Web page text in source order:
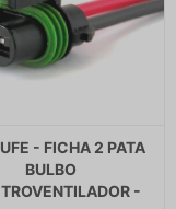
- FICHA 2 PATA
BULBO
-